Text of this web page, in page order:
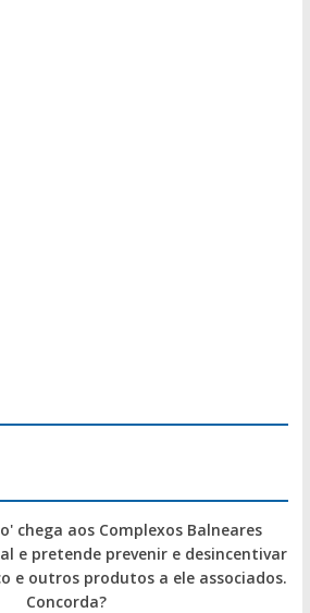
chega aos Complexos Balneares
e pretende prevenir e desincentivar
e outros produtos a ele associados.
Concorda?